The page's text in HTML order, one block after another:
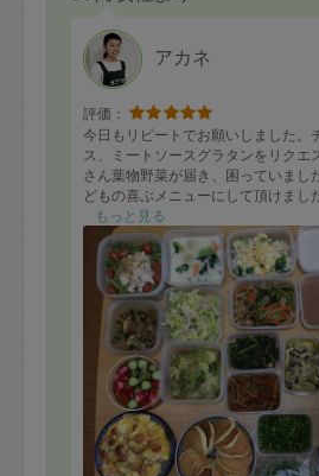
アカネ
評価：
今日もリピートでお願いしました。
ス、ミートソースグラタンをリクエ
さん葉物野菜が届き、困っていまし
どもの喜ぶメニューにして頂けまし
間がありましたが、安心してお任せ
もおいしく、食べてもおいしいので
しみです！
もっと見る